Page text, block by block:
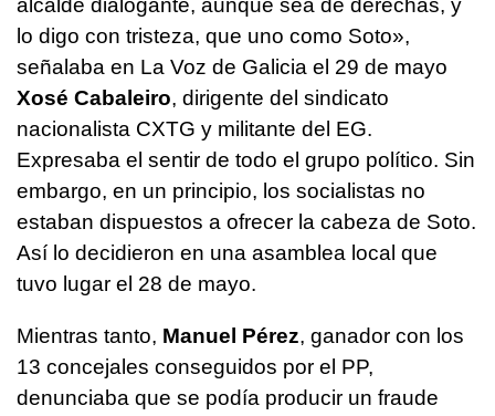
alcalde dialogante, aunque sea de derechas, y
lo digo con tristeza, que uno como Soto»,
señalaba en La Voz de Galicia el 29 de mayo
Xosé Cabaleiro, dirigente del sindicato
nacionalista CXTG y militante del EG.
Expresaba el sentir de todo el grupo político. Sin
embargo, en un principio, los socialistas no
estaban dispuestos a ofrecer la cabeza de Soto.
Así lo decidieron en una asamblea local que
tuvo lugar el 28 de mayo.
Mientras tanto, Manuel Pérez, ganador con los
13 concejales conseguidos por el PP,
denunciaba que se podía producir un fraude